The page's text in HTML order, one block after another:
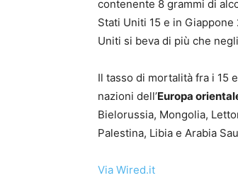
contenente 8 grammi di
Stati Uniti 15 e in
Uniti si beva di più che
Il tasso di mortalità fra i 15
nazioni dell’Europa
Bielorussia, Mongolia,
Palestina, Libia e Arabia
Via Wired.it